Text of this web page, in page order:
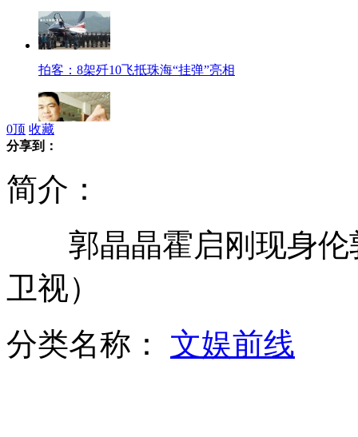
拍客：8架歼10飞抵珠海“挂弹”亮相
拍客：牛人徒手60秒可打开50多支针剂
拍客：山村女教师养猪13年培养百位孩子
0顶 收藏
分享到：
简介：
郭晶晶霍启刚现身伦
卫视）
分类名称： 文娱前线